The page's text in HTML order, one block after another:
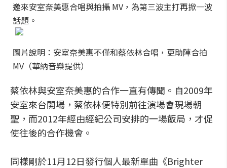
邀來安室奈美惠合唱與拍攝 MV，為第三波主打再掀一波
話題。
圖片說明：安室奈美惠不僅和蔡依林合唱，更助陣合拍
MV（華納音樂提供）
蔡依林與安室奈美惠的合作一直有傳聞。自2009年
安室來台開場，蔡依林便特別前往演場會現場朝
聖，而2012年經由經紀公司安排的一場飯局，才促
使往後的合作機會。
同樣剛於11月12日發行個人最新單曲《Brighter